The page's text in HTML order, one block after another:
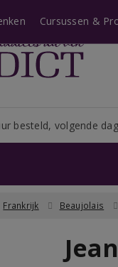
besteld, volgende
Cursussen &
Frankrijk Beaujolais